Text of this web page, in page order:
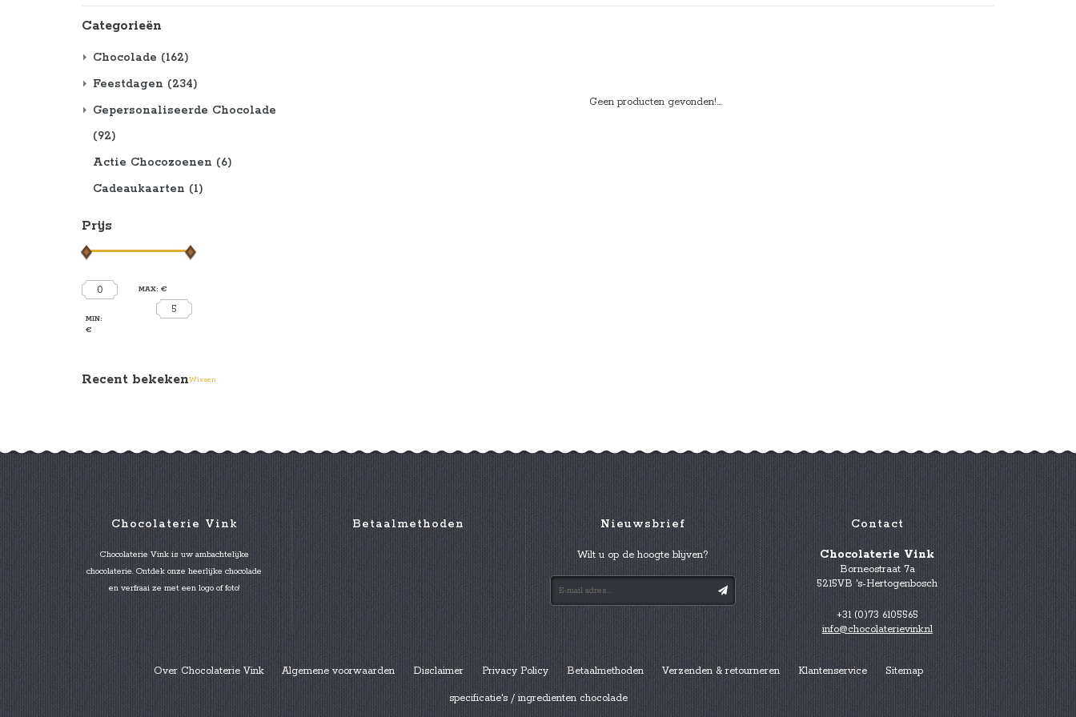
Categorieën
Chocolade (162)
Feestdagen (234)
Gepersonaliseerde Chocolade
(92)
Actie Chocozoenen (6)
Cadeaukaarten (1)
Prijs
0
MIN:
€
MAX: €
5
Recent bekekenWissen
Geen producten gevonden!...
Chocolaterie Vink
Chocolaterie Vink is uw ambachtelijke
chocolaterie. Ontdek onze heerlijke chocolade
en verfraai ze met een logo of foto!
Betaalmethoden Nieuwsbrief
Wilt u op de hoogte blijven?
Contact
Chocolaterie Vink
Borneostraat 7a
5215VB 's-Hertogenbosch
+31 (0)73 6105565
info@chocolaterievink.nl
Over Chocolaterie Vink Algemene voorwaarden Disclaimer Privacy Policy Betaalmethoden Verzenden & retourneren Klantenservice Sitemap
specificatie's / ingredienten chocolade